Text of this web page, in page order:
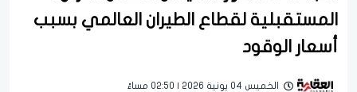
المستقبلية لقطاع الطيران العالمي بسبب
أسعار الوقود
الخميس 04 يونية 2026 | 02:50 مساءً